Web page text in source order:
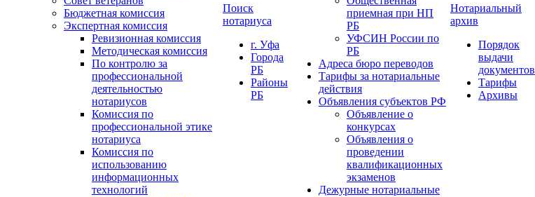
Бюджетная комиссия
Экспертная комиссия
Ревизионная комиссия
Методическая комиссия
По контролю за
профессиональной
деятельностью
нотариусов
Комиссия по
профессиональной этике
нотариуса
Комиссия по
использованию
информационных
технологий
Поиск
нотариуса
г. Уфа
Города
РБ
Районы
РБ
приемная при НП
РБ
УФСИН России по
РБ
Адреса бюро переводов
Тарифы за нотариальные
действия
Объявления субъектов РФ
Объявление о
конкурсах
Объявления о
проведении
квалификационных
экзаменов
Дежурные нотариальные
Нотариальный
архив
Порядок
выдачи
документов
Тарифы
Архивы